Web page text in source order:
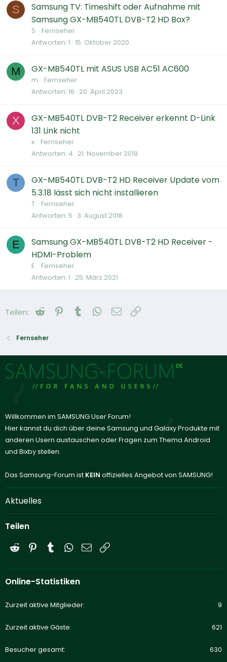
S
Samsung TV: Timeshift oder Aufnahme mit
Samsung GX-MB540TL DVB-T2 HD Box?
S. Fernseher
Antworten 1 15. Oktober 2020
M GX-MB540TL mit ASUS USB AC51 AC600
m. Fernseher
Antworten 16 20. April 2023
X
GX-MB540TL DVB-T2 Receiver erkennt D-Link
131 Link nicht
x. Fernseher
Antworten 4 21. November 2019
T
GX-MB540TL DVB-T2 HD Receiver Update vom
5.3.18 lässt sich nicht installieren
T. Fernseher
Antworten 5 3. August 2018
E
Samsung GX-MB540TL DVB-T2 HD Receiver -
HDMI-Problem
E. Fernseher
Antworten 1 25. März 2021
Teilen: Reddit Pinterest
Tumblr WhatsApp
E-Mail
Fernseher
Willkommen im SAMSUNG User Forum!
Hier kannst du dich über deine Samsung und Galaxy Produkte mit
anderen Usern austauschen oder Fragen zum Thema Android
und Bixby stellen.
Das Samsung-Forum ist KEIN offizielles Angebot von SAMSUNG!
Aktuelles
Teilen
Reddit PinterestTumblrWhatsApp
E-Mail
Online-Statistiken
Zurzeit aktive Mitglieder 9
Zurzeit aktive Gäste 621
Besucher gesamt 630